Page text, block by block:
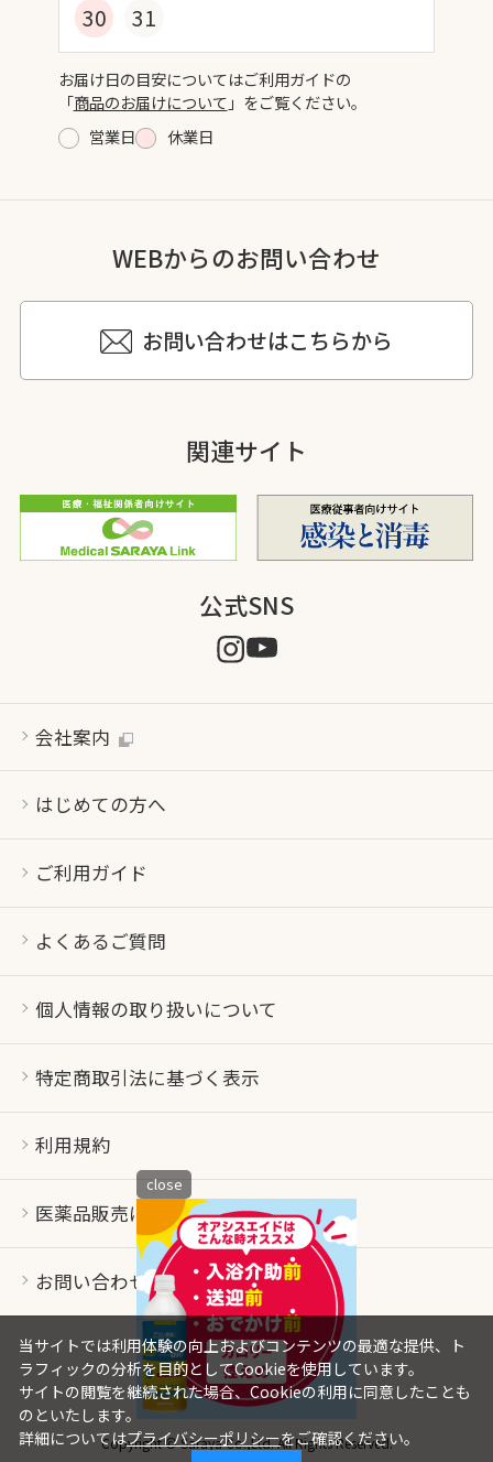
30
31
お届け日の目安についてはご利用ガイドの
「商品のお届けについて 」をご覧ください。
営業日
休業日
WEBからのお問い合わせ
お問い合わせはこちらから
関連サイト
公式SNS
会社案内
はじめての方へ
ご利用ガイド
よくあるご質問
個人情報の取り扱いについて
特定商取引法に基づく表示
利用規約
医薬品販売について
お問い合わせ
Copyright © Saraya Co.,Ltd. All Rights Reserved.
当サイトでは利用体験の向上およびコンテンツの最適な提供、ト
ラフィックの分析を目的としてCookieを使用しています。
サイトの閲覧を継続された場合、Cookieの利用に同意したことも
のといたします。
詳細についてはプライバシーポリシーをご確認ください。
close